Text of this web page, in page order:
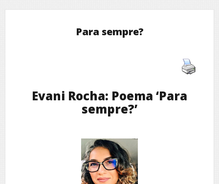
Para sempre?
Evani Rocha: Poema ‘Para
sempre?’